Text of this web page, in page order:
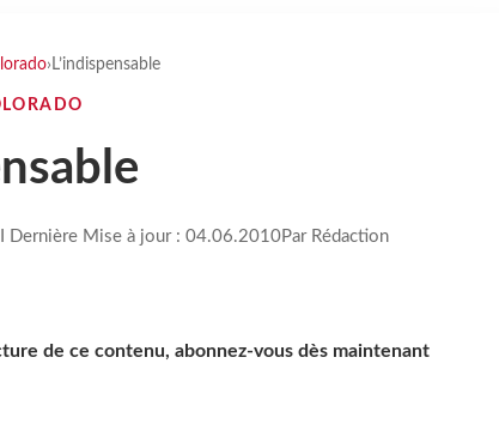
› L’indispensable
Dernière Mise à jour : 04.06.2010Par Rédaction
de ce contenu, abonnez-vous dès maintenant